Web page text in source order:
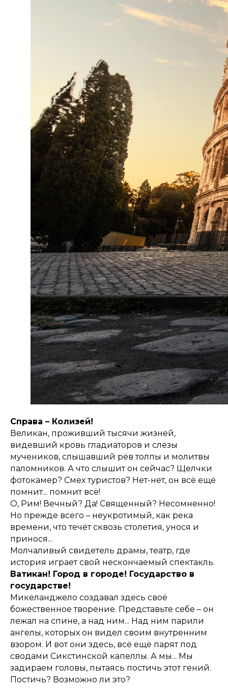
Справа – Колизей!
Великан, проживший тысячи жизней,
видевший кровь гладиаторов и слёзы
мучеников, слышавший рёв толпы и молитвы
паломников. А что слышит он сейчас? Щелчки
фотокамер? Смех туристов? Нет-нет, он всё ещё
помнит... помнит всё!
О, Рим! Вечный? Да! Священный? Несомненно!
Но прежде всего – неукротимый, как река
времени, что течёт сквозь столетия, унося и
принося...
Молчаливый свидетель драмы, театр, где
история играет свой нескончаемый спектакль.
Ватикан! Город в городе! Государство в
государстве!
Микеланджело создавал здесь своё
божественное творение. Представьте себе – он
лежал на спине, а над ним... Над ним парили
ангелы, которых он видел своим внутренним
взором. И вот они здесь, всё ещё парят под
сводами Сикстинской капеллы. А мы... Мы
задираем головы, пытаясь постичь этот гений.
Постичь? Возможно ли это?